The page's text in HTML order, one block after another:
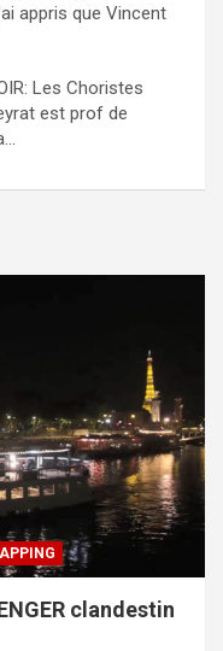
appris que Vincent
Les Choristes
est prof de
clandestin